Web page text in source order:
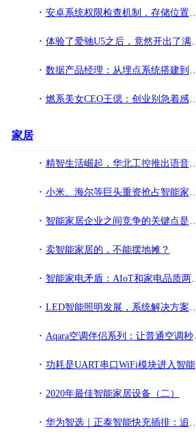
安卓系统权限检查机制，存储位置，数据结构
体验了爱驰U5之后，竟然开出了满满的幸福感
数据产品经理：从埋点系统搭建到数据可视化落地
燃系美女CEO王偲：创业别急着感动世界，先感动自己
家居
精智生活崛起，华北工控推出语音识别系统方案助力智能家居3.0
小米、海尔等巨头重资抢占智能家居市场，中小服务商如何存货？
智能家居企业之间竞争的关键点是什么
卖智能家居的，不能摆地摊？
智能家电矛盾：AIoT和家电品质两难全
LED智能照明发展，系统解决方案成为刚需
Aqara空调伴侣系列：让普通空调秒变智能
功耗是UART串口WiFi模块进入智能家居市场的关键因素
2020年最佳智能家居设备（二）
华为智选｜正泰智能快充插排：追求最人性化设计的家居好物